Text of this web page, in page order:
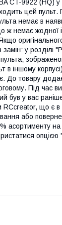
9922 (HQ) у
цей
немає в
ж немає
замін: у
пульта,
в іншому
товару
Під час
був у вас
RCcreator, що є
або
асортименту